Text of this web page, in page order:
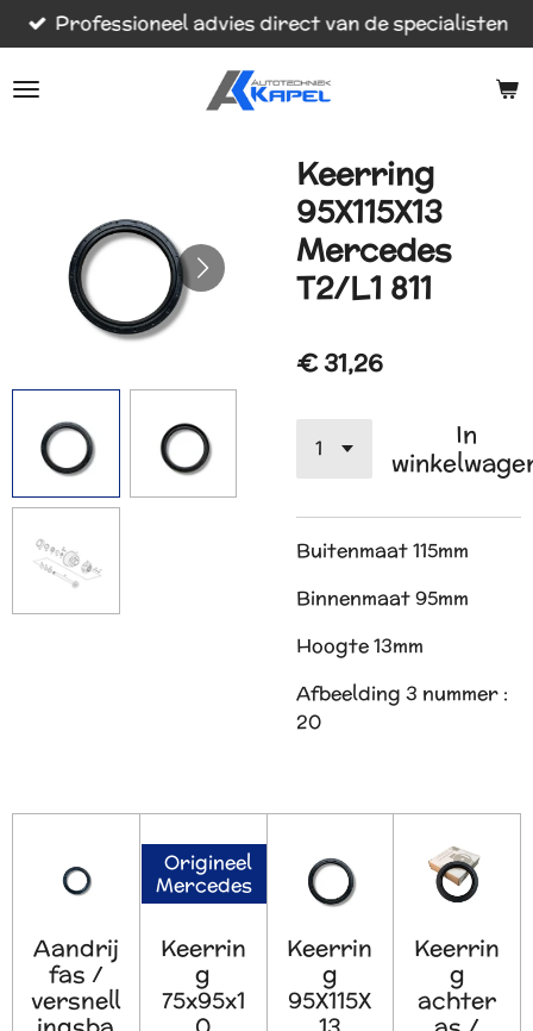
Ga
direct
naar
Professioneel advies direct van de specialisten
Keerring
95X115X13
Mercedes
T2/L1 811
€ 31,26
In
Buitenmaat 115mm
Binnenmaat 95mm
Hoogte 13mm
Afbeelding 3 nummer :
20
Aandrij
fas /
versnell
Origineel
Mercedes
Keerrin
g
75x95x1
Keerrin
g
95X115X
Keerrin
g
achter